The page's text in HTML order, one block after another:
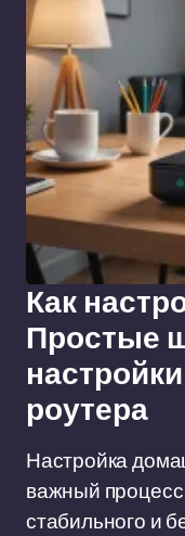
Как
Простые
роутера
Настройка
важный
стабильного и